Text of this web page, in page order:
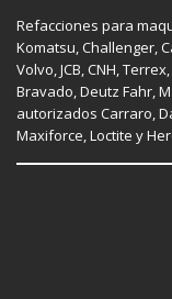
Refacciones para
Komatsu, Challenger,
Volvo, JCB CNH , Terrex,
Bravado, Deutz Fahr,
autorizados Carraro
Maxiforce, Loctite y